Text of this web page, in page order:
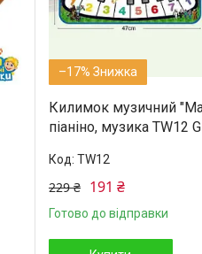
–17%
Килимок музичний
піаніно, музика TW12
TW12
229 ₴ 191 ₴
Готово до відправки